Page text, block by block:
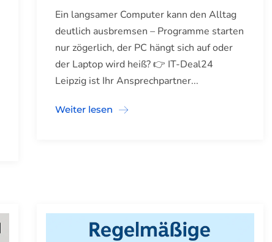
Ein langsamer Computer kann den Alltag
deutlich ausbremsen – Programme starten
nur zögerlich, der PC hängt sich auf oder
der Laptop wird heiß? 👉 IT-Deal24
Leipzig ist Ihr Ansprechpartner...
Weiter lesen